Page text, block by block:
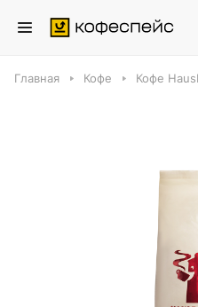
Главная Кофе Кофе